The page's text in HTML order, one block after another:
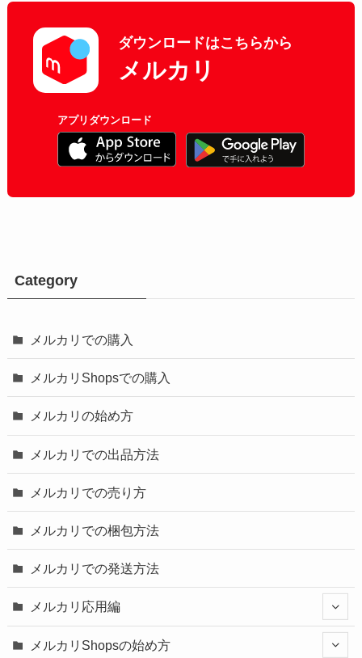
ダウンロードはこちらから
メルカリ
アプリダウンロード
Category
メルカリでの購入
メルカリShopsでの購入
メルカリの始め方
メルカリでの出品方法
メルカリでの売り方
メルカリでの梱包方法
メルカリでの発送方法
メルカリ応用編
メルカリShopsの始め方